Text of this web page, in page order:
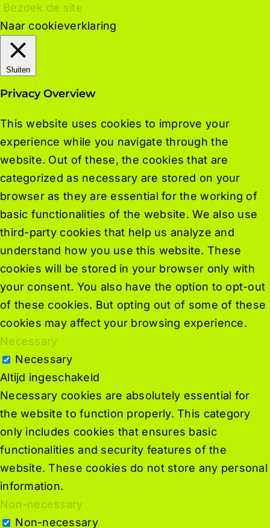
Bezoek de site
Naar cookieverklaring
Sluiten
Privacy Overview
This website uses cookies to improve your
experience while you navigate through the
website. Out of these, the cookies that are
categorized as necessary are stored on your
browser as they are essential for the working of
basic functionalities of the website. We also use
third-party cookies that help us analyze and
understand how you use this website. These
cookies will be stored in your browser only with
your consent. You also have the option to opt-out
of these cookies. But opting out of some of these
cookies may affect your browsing experience.
Necessary
Necessary
Altijd ingeschakeld
Necessary cookies are absolutely essential for
the website to function properly. This category
only includes cookies that ensures basic
functionalities and security features of the
website. These cookies do not store any personal
information.
Non-necessary
Non-necessary